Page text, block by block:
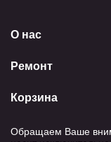
О нас
Ремонт
Корзина
Обращаем Ваше